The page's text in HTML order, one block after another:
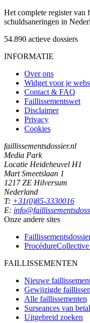
Het complete register van
schuldsaneringen in
54.890 actieve dossiers
INFORMATIE
Over ons
Widget voor je
Contact & FAQ
Faillissementswet
Disclaimer
Privacy
Cookies
faillissementsdossier.nl
Media Park
Locatie Heideheuvel H1
Mart Smeetslaan 1
1217 ZE Hilversum
Nederland
T: +31(0)85-3330016
E:
Onze andere sites
ProcédureCollective
FAILLISSEMENTEN
Nieuwe
Gewijzigde
Alle faillissementen
Surseances van
Uitgebreid zoeken